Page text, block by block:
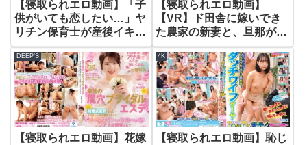
【寝取られエロ動画】「子
供がいても恋したい…」ヤ
リチン保育士が産後イキや
すくなった園児ママを誘っ
て昼間っから宅飲み盗撮
SEX VOL.2
【寝取られエロ動画】
【VR】ド田舎に嫁いでき
た農家の新妻と、旦那が畑
仕事をしているあいだ汗だ
く不倫セックスに明け暮れ
る。 神代いつか
DEEP’S
【寝取られエロ動画】花嫁
4K
【寝取られエロ動画】恥じ